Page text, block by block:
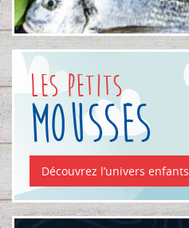
Les Petits
mousses
Découvrez l’univers enfants